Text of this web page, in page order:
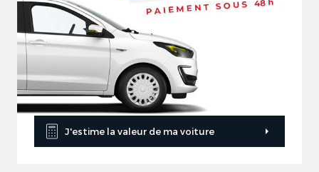
J'estime la valeur de ma voiture